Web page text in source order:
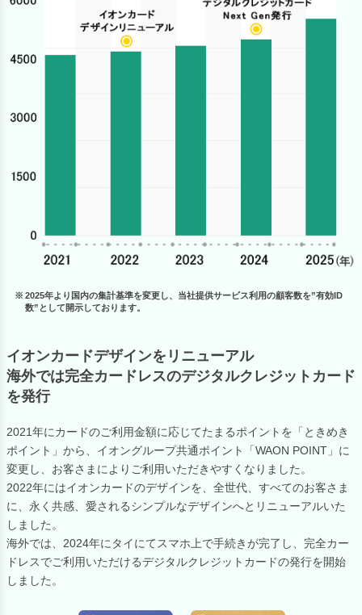
2025年より国内の集計基準を変更し、当社提供サービス利用の顧客数を”有効ID
数”として開示しております。
イオンカードデザインをリニューアル
海外では完全カードレスのデジタルクレジットカード
を発行
2021年にカードのご利用金額に応じてたまるポイントを「ときめき
ポイント」から、イオングループ共通ポイント「WAON POINT」に
変更し、お客さまによりご利用いただきやすくなりました。
2022年にはイオンカードのデザインを、全世代、すべてのお客さま
に、永く共感、愛されるシンプルなデザインへとリニューアルいた
しました。
海外では、2024年にタイにてスマホ上で手続きが完了し、完全カー
ドレスでご利用いただけるデジタルクレジットカードの発行を開始
しました。